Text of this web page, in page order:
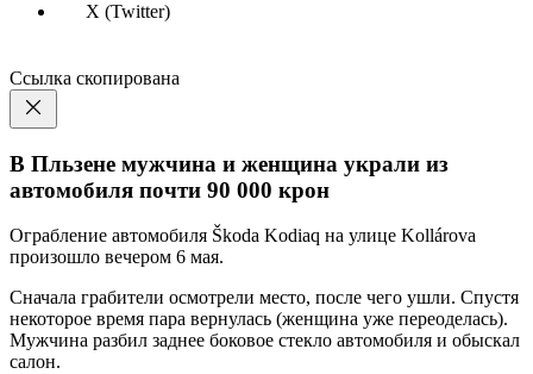
X (Twitter)
Ссылка скопирована
В Пльзене мужчина и женщина украли из
автомобиля почти 90 000 крон
Ограбление автомобиля Škoda Kodiaq на улице Kollárova
произошло вечером 6 мая.
Сначала грабители осмотрели место, после чего ушли. Спустя
некоторое время пара вернулась (женщина уже переоделась).
Мужчина разбил заднее боковое стекло автомобиля и обыскал
салон.